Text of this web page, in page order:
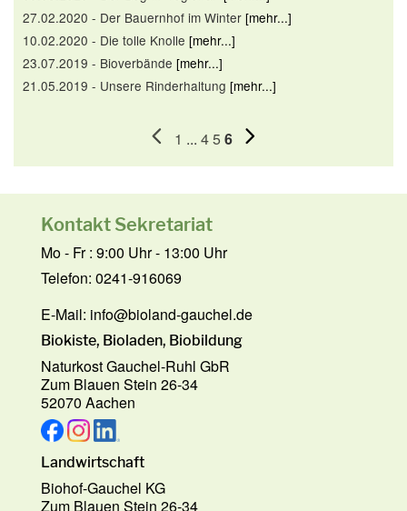
27.02.2020 - Der Bauernhof im Winter [mehr...]
10.02.2020 - Die tolle Knolle [mehr...]
23.07.2019 - Bioverbände [mehr...]
21.05.2019 - Unsere Rinderhaltung [mehr...]
1 ... 456
Kontakt Sekretariat
Mo - Fr : 9:00 Uhr - 13:00 Uhr
Telefon: 0241-916069
E-Mail: info@bioland-gauchel.de
Biokiste, Bioladen, Biobildung
Naturkost Gauchel-Ruhl GbR
Zum Blauen Stein 26-34
52070 Aachen
Landwirtschaft
Biohof-Gauchel KG
Zum Blauen Stein 26-34